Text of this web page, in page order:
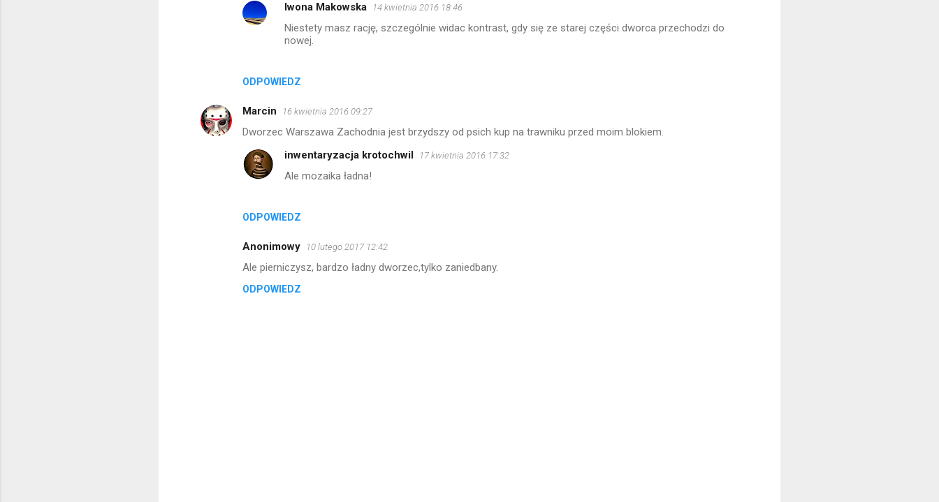
r
z
ODPOWIEDZ
Iwona Makowska 14 kwietnia 2016 18:46
Niestety masz rację, szczególnie widac kontrast, gdy się ze starej części dworca przechodzi do
nowej.
Marcin 16 kwietnia 2016 09:27
Dworzec Warszawa Zachodnia jest brzydszy od psich kup na trawniku przed moim blokiem.
ODPOWIEDZ
inwentaryzacja krotochwil 17 kwietnia 2016 17:32
Ale mozaika ładna!
Anonimowy 10 lutego 2017 12:42
Ale pierniczysz, bardzo ładny dworzec,tylko zaniedbany.
ODPOWIEDZ